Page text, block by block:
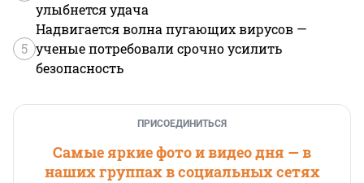
улыбнется удача
5
Надвигается волна пугающих вирусов —
ученые потребовали срочно усилить
безопасность
ПРИСОЕДИНИТЬСЯ
Самые яркие фото и видео дня — в
наших группах в социальных сетях